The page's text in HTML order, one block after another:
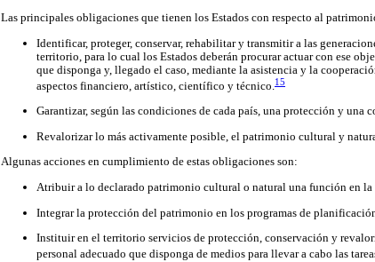
Las principales obligaciones que tienen los Estados con respecto al
Identificar, proteger, conservar, rehabilitar y transmitir a las
territorio, para lo cual los Estados deberán procurar actuar con ese
que disponga y, llegado el caso, mediante la asistencia y la
aspectos financiero, artístico, científico y técnico. 15
Garantizar, según las condiciones de cada país, una protección y una
Revalorizar lo más activamente posible, el patrimonio cultural y
Algunas acciones en cumplimiento de estas obligaciones son:
Atribuir a lo declarado patrimonio cultural o natural una función en
Integrar la protección del patrimonio en los programas de
Instituir en el territorio servicios de protección, conservación y
personal adecuado que disponga de medios para llevar a cabo las